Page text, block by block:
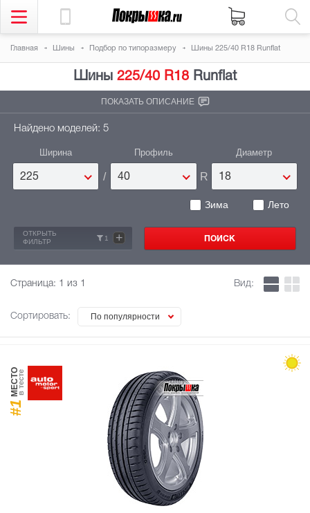
Главная Шины Подбор по типоразмеру Шины 225/40 R18 Runflat
Шины 225/40 R18 Runflat
ПОКАЗАТЬ ОПИСАНИЕ
Найдено моделей: 5
Ширина
225 /
Профиль
40 R
Диаметр
18
Зима Лето
ОТКРЫТЬ
ФИЛЬТР
1 +
Страница: 1 из 1
Сортировать: По популярности
Вид:
#1
МЕСТОв тесте